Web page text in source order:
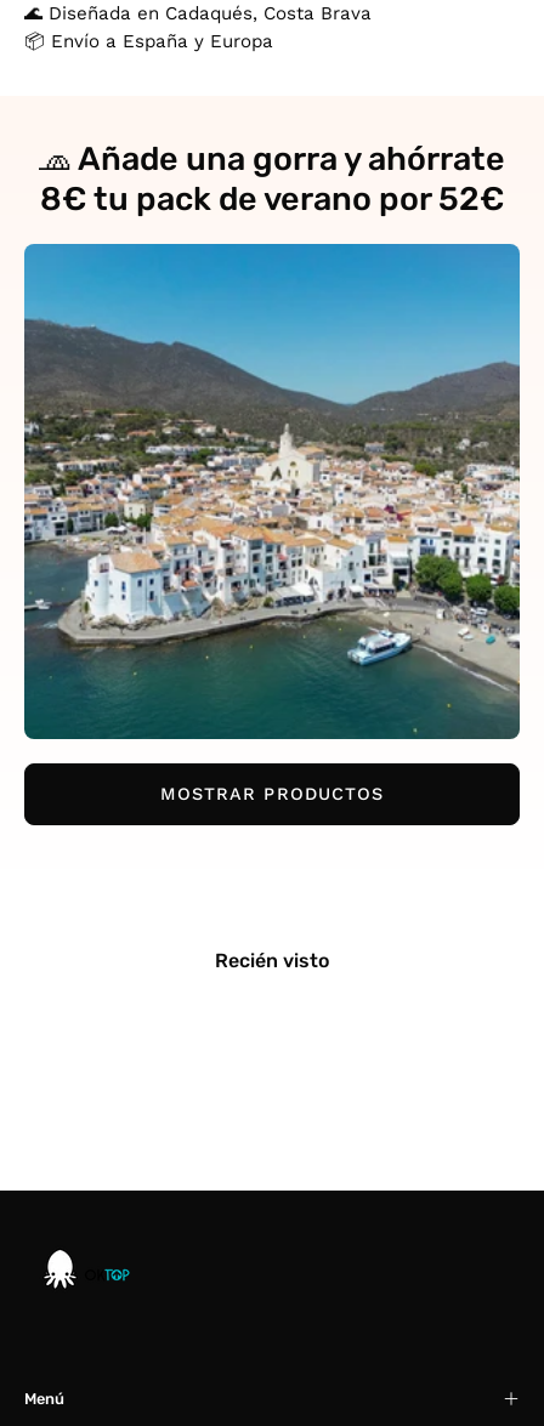
🌊 Diseñada en Cadaqués, Costa Brava
📦 Envío a España y Europa
🧢 Añade una gorra y ahórrate
8€ tu pack de verano por 52€
MOSTRAR PRODUCTOS
Recién visto
Menú